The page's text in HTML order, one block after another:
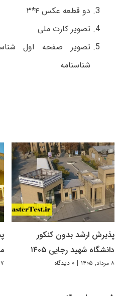
دو قطعه عکس ۴*۳
تصویر کارت ملی
تصویر صفحه اول
شناسنامه
پذیرش ارشد بدون کنکور
دانشگاه شهید رجایی ۱۴۰۵
۸ مرداد, ۱۴۰۵ | ۰ دیدگاه ۷ مرداد, ۱۴۰۵